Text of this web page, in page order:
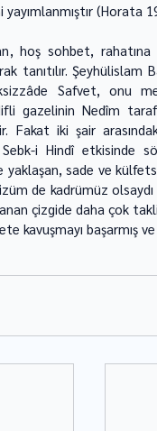
(Horata
hoş sohbet,
tanıtılır.
Safvet, onu
gazelinin Nedîm
Fakat iki şair
i Hindî etkisinde
yaklaşan, sade ve
de kadrümüz
çizgide daha çok
kavuşmayı başarmış